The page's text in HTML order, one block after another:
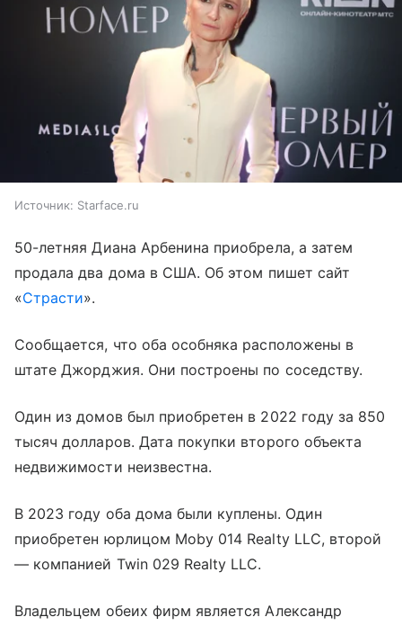
Источник: Starface.ru
50-летняя Диана Арбенина приобрела, а затем
продала два дома в США. Об этом пишет сайт
«Страсти».
Сообщается, что оба особняка расположены в
штате Джорджия. Они построены по соседству.
Один из домов был приобретен в 2022 году за 850
тысяч долларов. Дата покупки второго объекта
недвижимости неизвестна.
В 2023 году оба дома были куплены. Один
приобретен юрлицом Moby 014 Realty LLC, второй
— компанией Twin 029 Realty LLC.
Владельцем обеих фирм является Александр